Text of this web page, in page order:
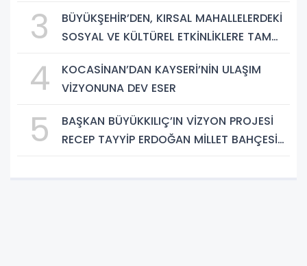
3
BÜYÜKŞEHİR’DEN, KIRSAL MAHALLELERDEKİ
SOSYAL VE KÜLTÜREL ETKİNLİKLERE TAM
4
KOCASİNAN’DAN KAYSERİ’NİN ULAŞIM
VİZYONUNA DEV ESER
5
BAŞKAN BÜYÜKKILIÇ’IN VİZYON PROJESİ
RECEP TAYYİP ERDOĞAN MİLLET BAHÇESİ